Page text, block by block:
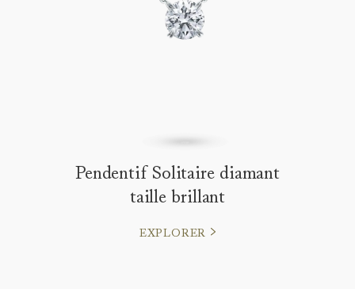
Pendentif Solitaire diamant
taille brillant
EXPLORER